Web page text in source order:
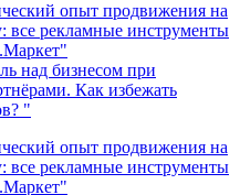
опыт продвижения на
все рекламные инструменты
над бизнесом при
Как избежать
"
опыт продвижения на
все рекламные инструменты